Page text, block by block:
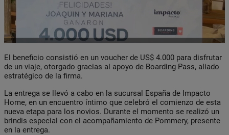
El beneficio consistió en un voucher de US$ 4.000 para disfrutar
de un viaje, otorgado gracias al apoyo de Boarding Pass, aliado
estratégico de la firma.
La entrega se llevó a cabo en la sucursal España de Impacto
Home, en un encuentro íntimo que celebró el comienzo de esta
nueva etapa para los novios. Durante el momento se realizó un
brindis especial con el acompañamiento de Pommery, presente
en la entrega.